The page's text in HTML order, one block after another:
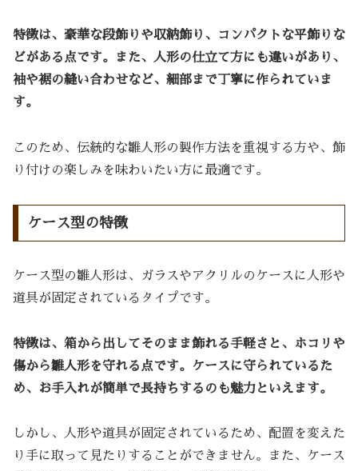
特徴は、豪華な段飾りや収納飾り、コンパクトな平飾りな
どがある点です。また、人形の仕立て方にも違いがあり、
袖や裾の縫い合わせなど、細部まで丁寧に作られていま
す。
このため、伝統的な雛人形の製作方法を重視する方や、飾
り付けの楽しみを味わいたい方に最適です。
ケース型の特徴
ケース型の雛人形は、ガラスやアクリルのケースに人形や
道具が固定されているタイプです。
特徴は、箱から出してそのまま飾れる手軽さと、ホコリや
傷から雛人形を守れる点です。ケースに守られているた
め、お手入れが簡単で長持ちするのも魅力といえます。
しかし、人形や道具が固定されているため、配置を変えた
り手に取って見たりすることができません。また、ケース